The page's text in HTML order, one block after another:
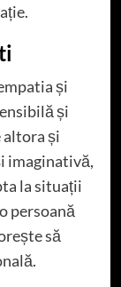
și
și
altora și
imaginativă,
la situații
persoană
să